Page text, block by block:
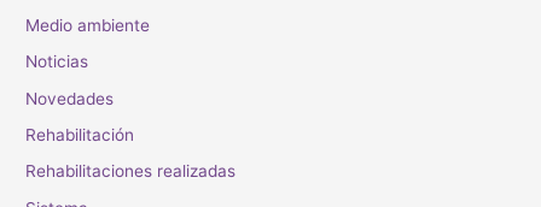
Medio ambiente
Noticias
Novedades
Rehabilitación
Rehabilitaciones realizadas